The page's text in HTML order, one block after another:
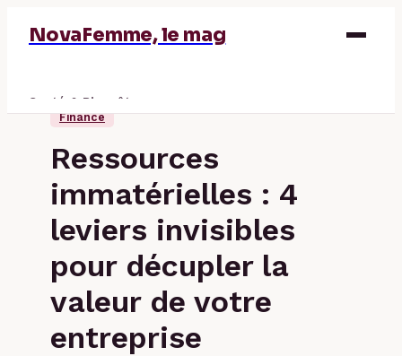
NovaFemme, le mag
Santé & Bien-être
Finance
Ressources
immatérielles : 4
leviers invisibles
pour décupler la
valeur de votre
entreprise